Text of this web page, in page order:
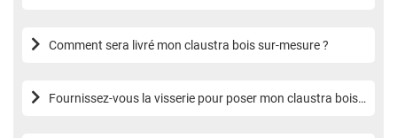
Comment sera livré mon claustra bois sur-mesure ?
Fournissez-vous la visserie pour poser mon claustra bois